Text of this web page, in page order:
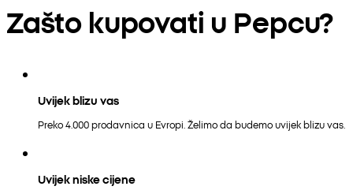
Zašto kupovati u Pepcu?
Uvijek blizu vas
Preko 4.000 prodavnica u Evropi. Želimo da budemo uvijek blizu vas.
Uvijek niske cijene